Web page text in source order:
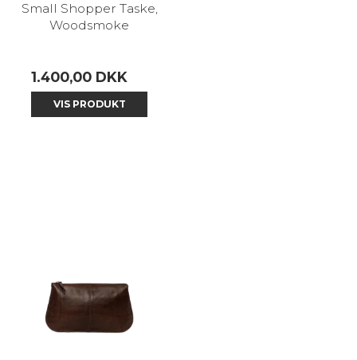
Small Shopper Taske,
Woodsmoke
1.400,00 DKK
VIS PRODUKT